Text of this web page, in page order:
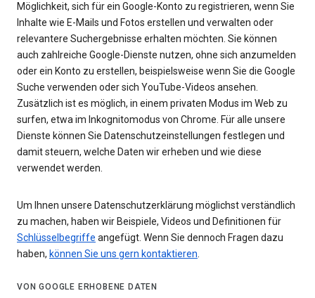
Möglichkeit, sich für ein Google-Konto zu registrieren, wenn Sie
Inhalte wie E-Mails und Fotos erstellen und verwalten oder
relevantere Suchergebnisse erhalten möchten. Sie können
auch zahlreiche Google-Dienste nutzen, ohne sich anzumelden
oder ein Konto zu erstellen, beispielsweise wenn Sie die Google
Suche verwenden oder sich YouTube-Videos ansehen.
Zusätzlich ist es möglich, in einem privaten Modus im Web zu
surfen, etwa im Inkognitomodus von Chrome. Für alle unsere
Dienste können Sie Datenschutzeinstellungen festlegen und
damit steuern, welche Daten wir erheben und wie diese
verwendet werden.
Um Ihnen unsere Datenschutzerklärung möglichst verständlich
zu machen, haben wir Beispiele, Videos und Definitionen für
Schlüsselbegriffe angefügt. Wenn Sie dennoch Fragen dazu
haben, können Sie uns gern kontaktieren.
VON GOOGLE ERHOBENE DATEN